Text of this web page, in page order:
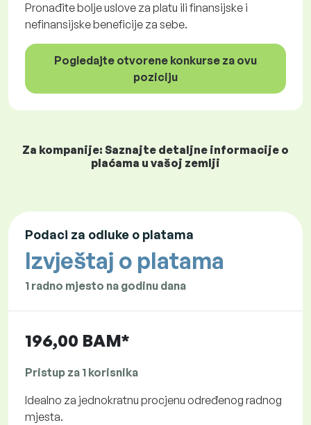
Pronađite bolje uslove za platu ili finansijske i
nefinansijske beneficije za sebe.
Pogledajte otvorene konkurse za ovu
poziciju
Za kompanije: Saznajte detaljne informacije o
plaćama u vašoj zemlji
Podaci za odluke o platama
Izvještaj o platama
1 radno mjesto na godinu dana
196,00 BAM*
Pristup za 1 korisnika
Idealno za jednokratnu procjenu određenog radnog
mjesta.